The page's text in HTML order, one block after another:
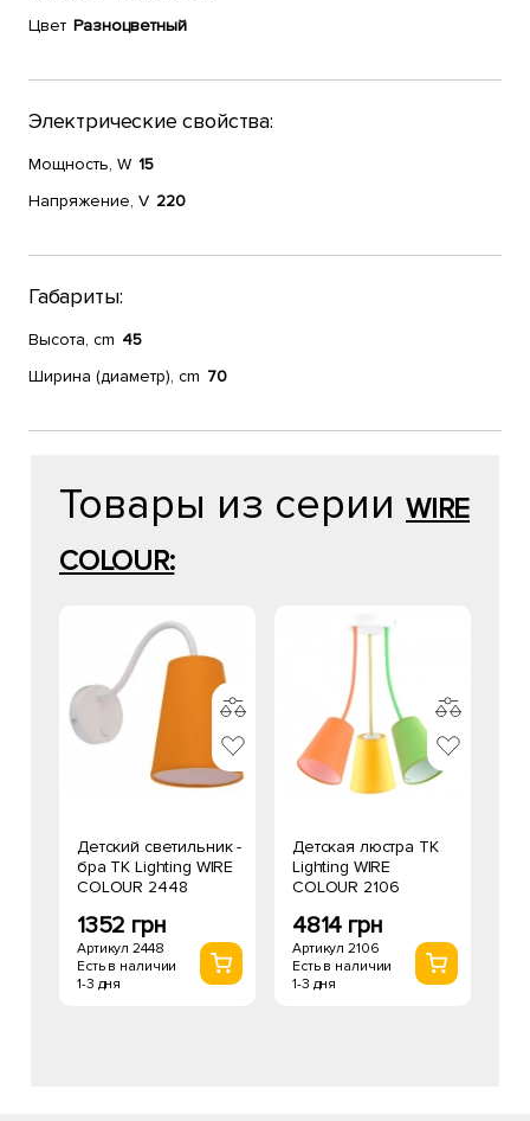
Цвет Разноцветный
Электрические свойства:
Мощность, W 15
Напряжение, V 220
Габариты:
Высота, cm 45
Ширина (диаметр), cm 70
Товары из серии WIRE
COLOUR:
Детский светильник -
бра TK Lighting WIRE
COLOUR 2448
1352 грн
Артикул 2448
Есть в наличии
1-3 дня
Детская люстра TK
Lighting WIRE
COLOUR 2106
4814 грн
Артикул 2106
Есть в наличии
1-3 дня